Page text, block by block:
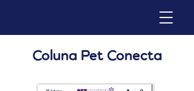
Coluna Pet Conecta